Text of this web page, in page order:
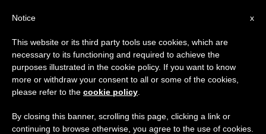
عظة صاحب القداسة البطريرك
المسكوني برثلماوس خلال القداس
الإلهي المقام بمناسبة عيد القديس
x
Notice
This website or its third party tools use cookies, which are
necessary to its functioning and required to achieve the
purposes illustrated in the cookie policy. If you want to know
more or withdraw your consent to all or some of the cookies,
please refer to the cookie policy
By closing this banner, scrolling this page, clicking a link or
continuing to browse otherwise, you agree to the use of cookies.